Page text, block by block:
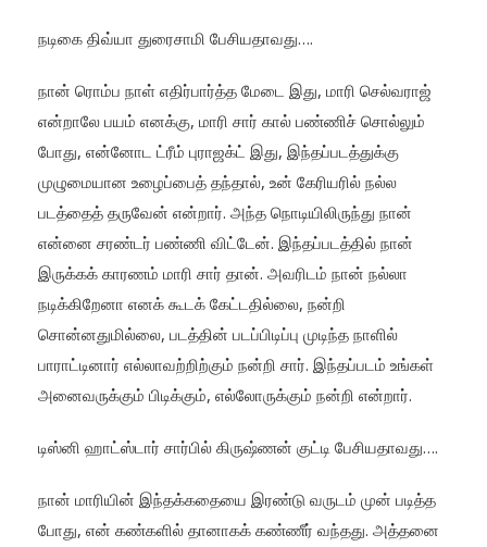
நடிகை திவ்யா துரைசாமி பேசியதாவது….
நான் ரொம்ப நாள் எதிர்பார்த்த மேடை இது, மாரி செல்வராஜ்
என்றாலே பயம் எனக்கு, மாரி சார் கால் பண்ணிச் சொல்லும்
போது, என்னோட ட்ரீம் புராஜக்ட் இது, இந்தப்படத்துக்கு
முழுமையான உழைப்பைத் தந்தால், உன் கேரியரில் நல்ல
படத்தைத் தருவேன் என்றார். அந்த நொடியிலிருந்து நான்
என்னை சரண்டர் பண்ணி விட்டேன். இந்தப்படத்தில் நான்
இருக்கக் காரணம் மாரி சார் தான். அவரிடம் நான் நல்லா
நடிக்கிறேனா எனக் கூடக் கேட்டதில்லை, நன்றி
சொன்னதுமில்லை, படத்தின் படப்பிடிப்பு முடிந்த நாளில்
பாராட்டினார் எல்லாவற்றிற்கும் நன்றி சார். இந்தப்படம் உங்கள்
அனைவருக்கும் பிடிக்கும், எல்லோருக்கும் நன்றி என்றார்.
டிஸ்னி ஹாட்ஸ்டார் சார்பில் கிருஷ்ணன் குட்டி பேசியதாவது….
நான் மாரியின் இந்தக்கதையை இரண்டு வருடம் முன் படித்த
போது, என் கண்களில் தானாகக் கண்ணீர் வந்தது. அத்தனை